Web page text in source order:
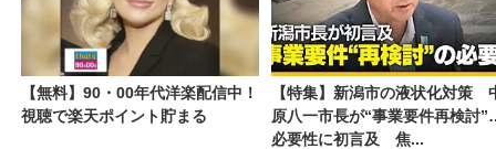
【無料】90・00年代洋楽配信中！
視聴で楽天ポイント貯まる
【特集】新潟市の液状化対策
原八一市長が“事業要件再検討”
必要性に初言及 焦...